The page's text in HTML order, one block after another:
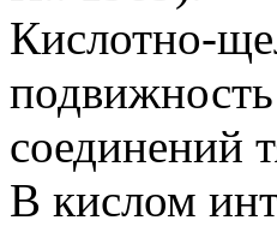
Кислотно-
соединений
В кислом